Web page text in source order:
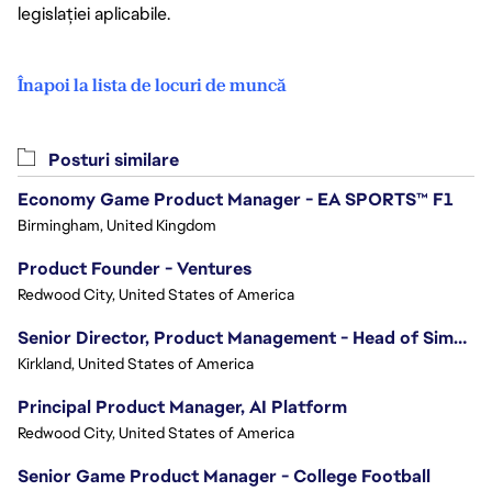
legislației aplicabile.
Înapoi la lista de locuri de muncă
Posturi similare
Economy Game Product Manager - EA SPORTS™ F1
Birmingham, United Kingdom
Product Founder - Ventures
Redwood City, United States of America
Senior Director, Product Management - Head of Sims Marketplace
Kirkland, United States of America
Principal Product Manager, AI Platform
Redwood City, United States of America
Senior Game Product Manager - College Football